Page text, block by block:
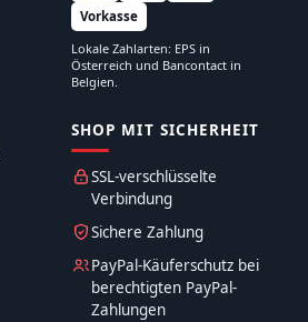
Vorkasse
Lokale Zahlarten: EPS in
Österreich und Bancontact in
Belgien.
SHOP MIT SICHERHEIT
SSL-verschlüsselte
Verbindung
Sichere Zahlung
PayPal-Käuferschutz bei
berechtigten PayPal-
Zahlungen